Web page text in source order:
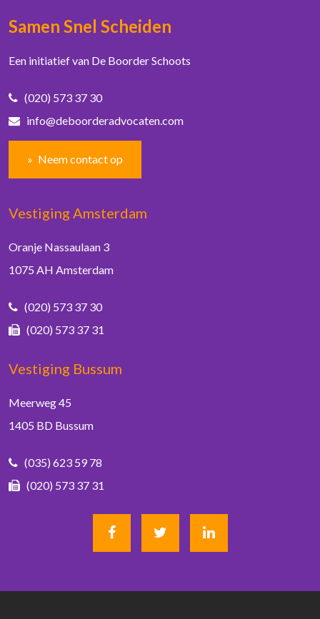
Samen Snel Scheiden
Een initiatief van De Boorder Schoots
(020) 573 37 30
info@deboorderadvocaten.com
Neem contact op
Vestiging Amsterdam
Oranje Nassaulaan 3
1075 AH Amsterdam
(020) 573 37 30
(020) 573 37 31
Vestiging Bussum
Meerweg 45
1405 BD Bussum
(035) 623 59 78
(020) 573 37 31